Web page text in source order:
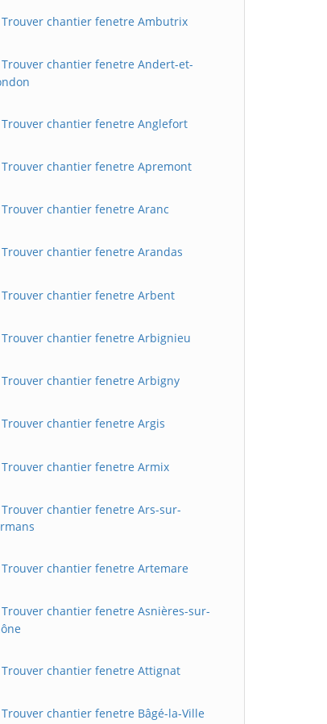
Trouver chantier fenetre Ambutrix
Trouver chantier fenetre Andert-et-
Trouver chantier fenetre Anglefort
Trouver chantier fenetre Apremont
Trouver chantier fenetre Aranc
Trouver chantier fenetre Arandas
Trouver chantier fenetre Arbent
Trouver chantier fenetre Arbignieu
Trouver chantier fenetre Arbigny
Trouver chantier fenetre Argis
Trouver chantier fenetre Armix
Trouver chantier fenetre Ars-sur-
Trouver chantier fenetre Artemare
Trouver chantier fenetre Asnières-sur-
Trouver chantier fenetre Attignat
Trouver chantier fenetre Bâgé-la-Ville